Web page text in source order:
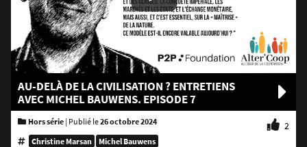
AU-DELÀ DE LA CIVILISATION ? ENTRETIENS
AVEC MICHEL BAUWENS. EPISODE 7
Hors série | Publié le26 octobre 2024 2
Christine Marsan Michel Bauwens